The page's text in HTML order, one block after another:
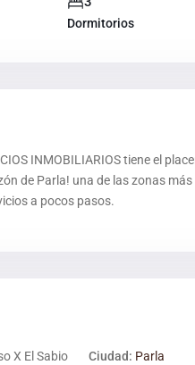
Dormitorios
INMOBILIARIOS tiene el
de Parla! una de las zonas
a pocos pasos.
X El Sabio Ciudad: Parla